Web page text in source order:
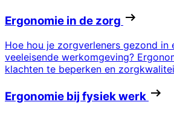
Ergonomie in de zorg
Hoe hou je zorgverleners gezond in
veeleisende werkomgeving?
klachten te beperken en
Ergonomie bij fysiek werk